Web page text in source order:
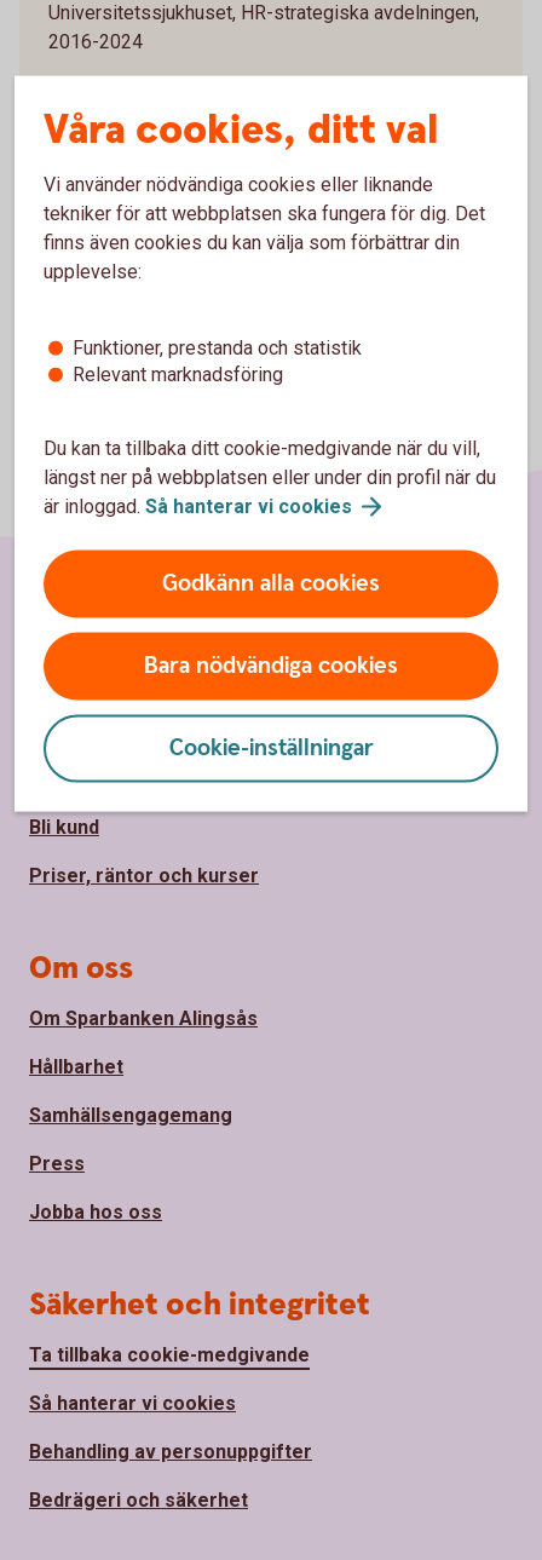
Universitetssjukhuset, HR-strategiska avdelningen,
2016-2024
Övriga styrelseuppdrag och förtroendeuppdrag
Nordmark Utveckling AB, Ordförande
Sparbankernas Ägareförening, Styrelseledamot
Styrelseakademien Väst, Ledamot
Våra cookies, ditt val
Vi använder nödvändiga cookies eller liknande
tekniker för att webbplatsen ska fungera för dig. Det
finns även cookies du kan välja som förbättrar din
upplevelse:
Funktioner, prestanda och statistik
Relevant marknadsföring
Du kan ta tillbaka ditt cookie-medgivande när du vill,
längst ner på webbplatsen eller under din profil när du
är inloggad. Så hanterar vi cookies
Godkänn alla cookies
Bara nödvändiga cookies
Cookie-inställningar
Sidfot
Hitta snabbt
Kontakta oss
Spärrhjälp
Hitta bankkontor
Bli kund
Priser, räntor och kurser
Om oss
Om Sparbanken Alingsås
Hållbarhet
Samhällsengagemang
Press
Jobba hos oss
Säkerhet och integritet
Ta tillbaka cookie-medgivande
Så hanterar vi cookies
Behandling av personuppgifter
Bedrägeri och säkerhet